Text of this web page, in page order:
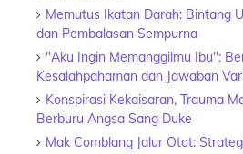
Memutus Ikatan Darah: Bintang
dan Pembalasan Sempurna
"Aku Ingin Memanggilmu Ibu":
Kesalahpahaman dan Jawaban
Konspirasi Kekaisaran, Trauma
Berburu Angsa Sang Duke
Mak Comblang Jalur Otot: